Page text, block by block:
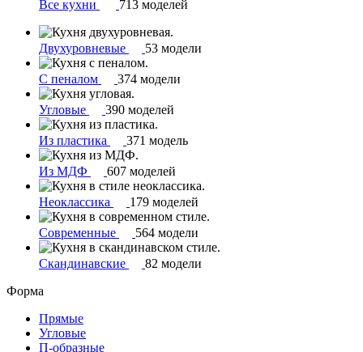
Все кухни 713 моделей
Двухуровневые 53 модели
С пеналом 374 модели
Угловые 390 моделей
Из пластика 371 модель
Из МДФ 607 моделей
Неоклассика 179 моделей
Современные 564 модели
Скандинавские
82 модели
Форма
Прямые
Угловые
П-образные